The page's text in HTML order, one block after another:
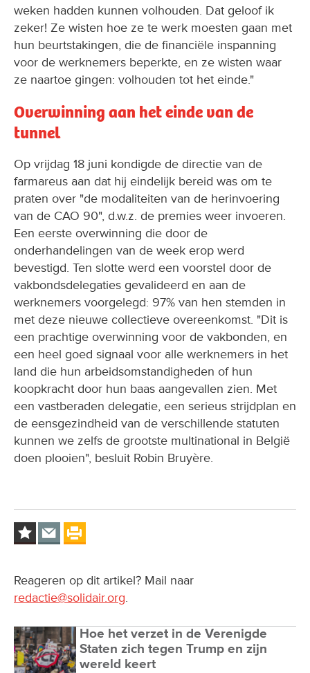
weken hadden kunnen volhouden. Dat geloof ik
zeker! Ze wisten hoe ze te werk moesten gaan met
hun beurtstakingen, die de financiële inspanning
voor de werknemers beperkte, en ze wisten waar
ze naartoe gingen: volhouden tot het einde."
Overwinning aan het einde van de
tunnel
Op vrijdag 18 juni kondigde de directie van de
farmareus aan dat hij eindelijk bereid was om te
praten over "de modaliteiten van de herinvoering
van de CAO 90", d.w.z. de premies weer invoeren.
Een eerste overwinning die door de
onderhandelingen van de week erop werd
bevestigd. Ten slotte werd een voorstel door de
vakbondsdelegaties gevalideerd en aan de
werknemers voorgelegd: 97% van hen stemden in
met deze nieuwe collectieve overeenkomst. "Dit is
een prachtige overwinning voor de vakbonden, en
een heel goed signaal voor alle werknemers in het
land die hun arbeidsomstandigheden of hun
koopkracht door hun baas aangevallen zien. Met
een vastberaden delegatie, een serieus strijdplan en
de eensgezindheid van de verschillende statuten
kunnen we zelfs de grootste multinational in België
doen plooien", besluit Robin Bruyère.
Reageren op dit artikel? Mail naar
redactie@solidair.org.
Hoe het verzet in de Verenigde
Staten zich tegen Trump en zijn
wereld keert